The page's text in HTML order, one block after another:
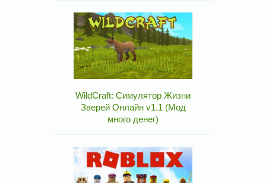
WildCraft: Симулятор Жизни
Зверей Онлайн v1.1 (Мод
много денег)